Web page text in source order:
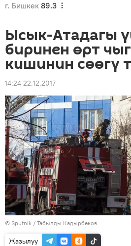
г. Бишкек 89.3
Ысык-Атадагы
биринен өрт
кишинин сөөгү
14:24 22.12.2017
© Sputnik / Табылды Кадырбеков
Жазылуу